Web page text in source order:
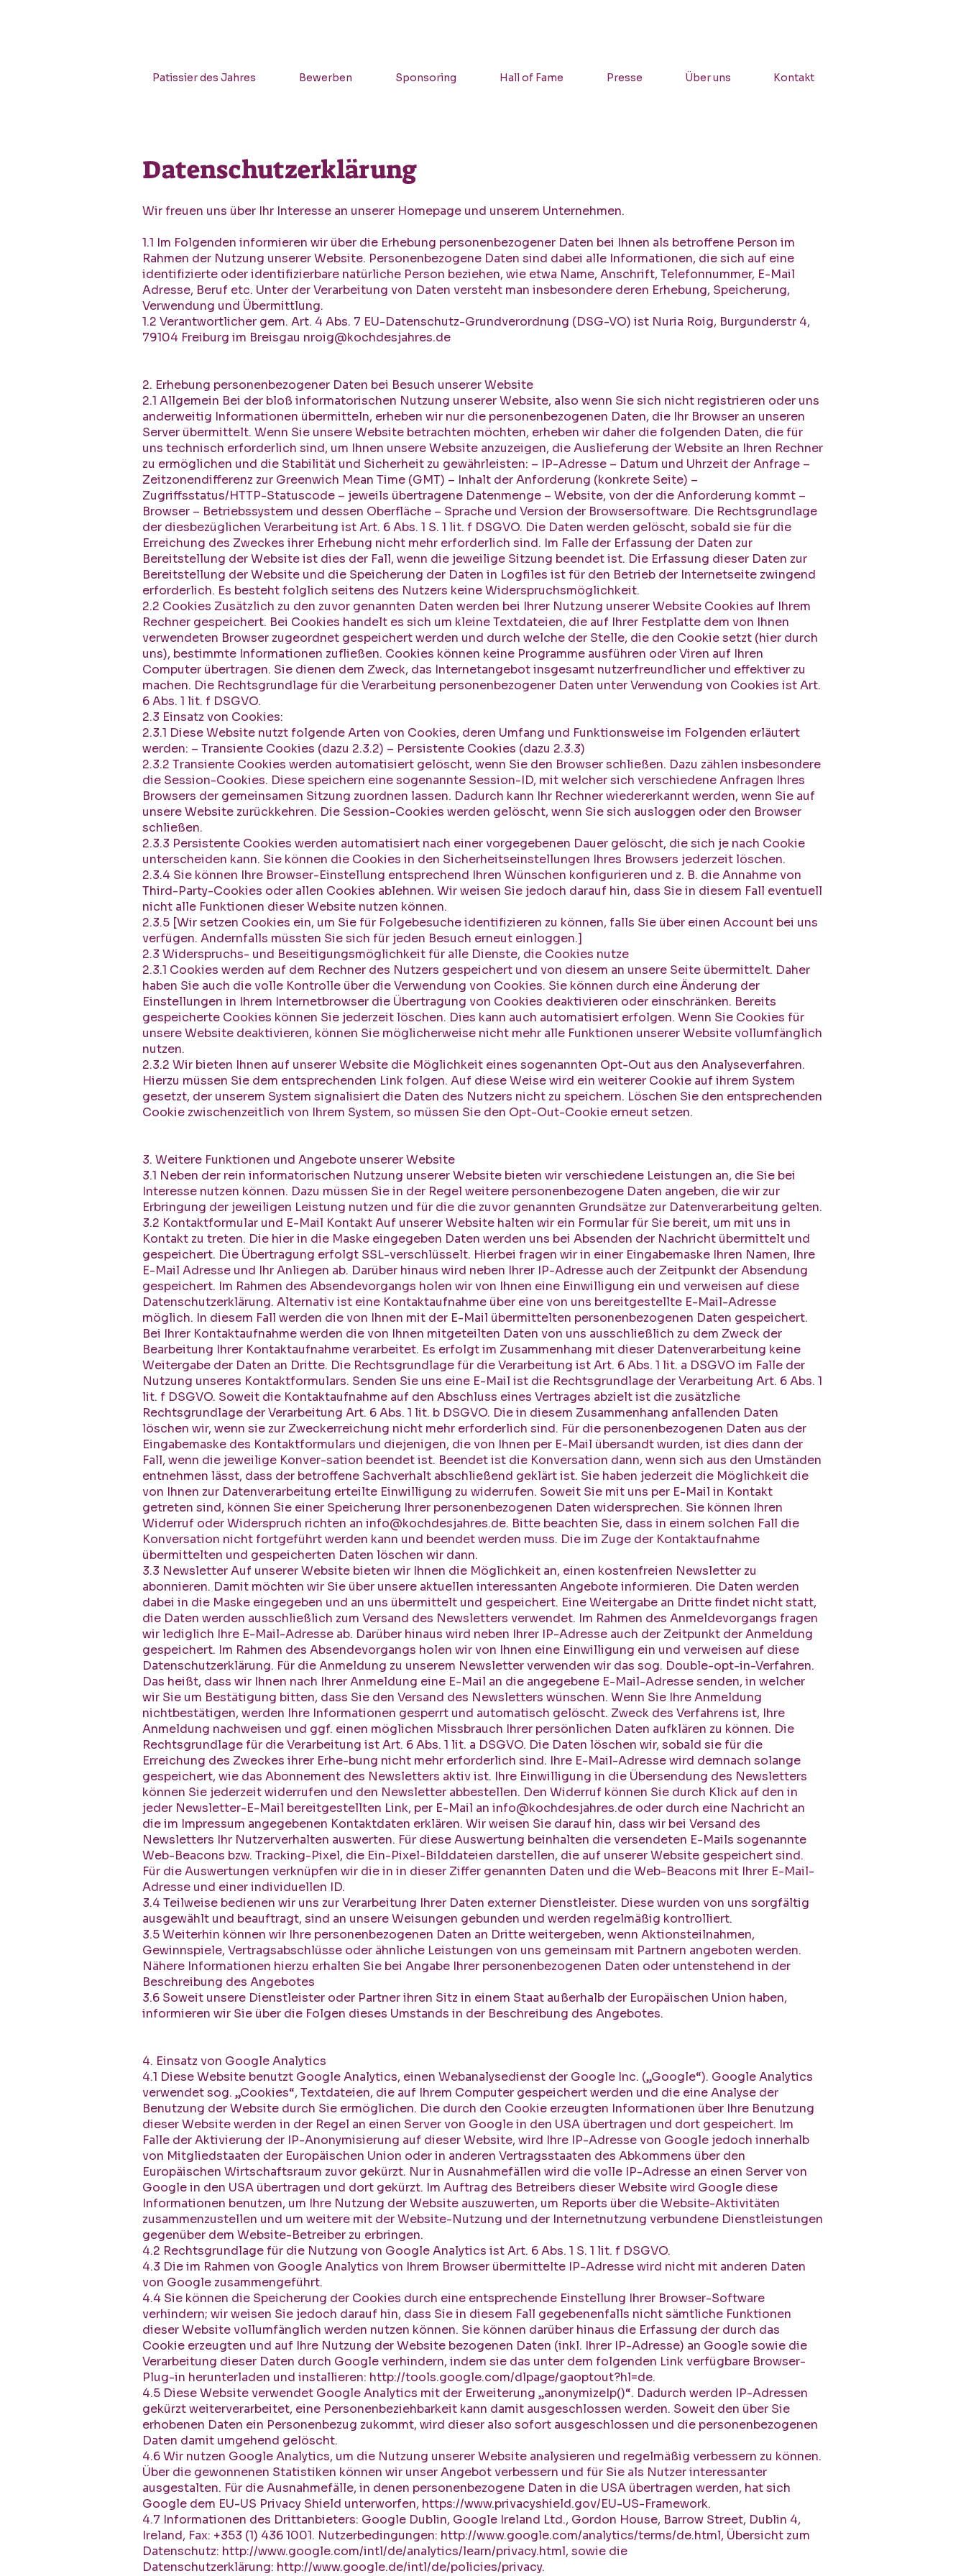
Patissier des Jahres Bewerben Sponsoring Hall of Fame Presse Über uns Kontakt
Datenschutzerklärung
Wir freuen uns über Ihr Interesse an unserer Homepage und unserem Unternehmen.
1.1 Im Folgenden informieren wir über die Erhebung personenbezogener Daten bei Ihnen als betroffene Person im
Rahmen der Nutzung unserer Website. Personenbezogene Daten sind dabei alle Informationen, die sich auf eine
identifizierte oder identifizierbare natürliche Person beziehen, wie etwa Name, Anschrift, Telefonnummer, E-Mail
Adresse, Beruf etc. Unter der Verarbeitung von Daten versteht man insbesondere deren Erhebung, Speicherung,
Verwendung und Übermittlung.
1.2 Verantwortlicher gem. Art. 4 Abs. 7 EU-Datenschutz-Grundverordnung (DSG-VO) ist Nuria Roig, Burgunderstr 4,
79104 Freiburg im Breisgau nroig@kochdesjahres.de
2. Erhebung personenbezogener Daten bei Besuch unserer Website
2.1 Allgemein Bei der bloß informatorischen Nutzung unserer Website, also wenn Sie sich nicht registrieren oder uns
anderweitig Informationen übermitteln, erheben wir nur die personenbezogenen Daten, die Ihr Browser an unseren
Server übermittelt. Wenn Sie unsere Website betrachten möchten, erheben wir daher die folgenden Daten, die für
uns technisch erforderlich sind, um Ihnen unsere Website anzuzeigen, die Auslieferung der Website an Ihren Rechner
zu ermöglichen und die Stabilität und Sicherheit zu gewährleisten: – IP-Adresse – Datum und Uhrzeit der Anfrage –
Zeitzonendifferenz zur Greenwich Mean Time (GMT) – Inhalt der Anforderung (konkrete Seite) –
Zugriffsstatus/HTTP-Statuscode – jeweils übertragene Datenmenge – Website, von der die Anforderung kommt –
Browser – Betriebssystem und dessen Oberfläche – Sprache und Version der Browsersoftware. Die Rechtsgrundlage
der diesbezüglichen Verarbeitung ist Art. 6 Abs. 1 S. 1 lit. f DSGVO. Die Daten werden gelöscht, sobald sie für die
Erreichung des Zweckes ihrer Erhebung nicht mehr erforderlich sind. Im Falle der Erfassung der Daten zur
Bereitstellung der Website ist dies der Fall, wenn die jeweilige Sitzung beendet ist. Die Erfassung dieser Daten zur
Bereitstellung der Website und die Speicherung der Daten in Logfiles ist für den Betrieb der Internetseite zwingend
erforderlich. Es besteht folglich seitens des Nutzers keine Widerspruchsmöglichkeit.
2.2 Cookies Zusätzlich zu den zuvor genannten Daten werden bei Ihrer Nutzung unserer Website Cookies auf Ihrem
Rechner gespeichert. Bei Cookies handelt es sich um kleine Textdateien, die auf Ihrer Festplatte dem von Ihnen
verwendeten Browser zugeordnet gespeichert werden und durch welche der Stelle, die den Cookie setzt (hier durch
uns), bestimmte Informationen zufließen. Cookies können keine Programme ausführen oder Viren auf Ihren
Computer übertragen. Sie dienen dem Zweck, das Internetangebot insgesamt nutzerfreundlicher und effektiver zu
machen. Die Rechtsgrundlage für die Verarbeitung personenbezogener Daten unter Verwendung von Cookies ist Art.
6 Abs. 1 lit. f DSGVO.
2.3 Einsatz von Cookies:
2.3.1 Diese Website nutzt folgende Arten von Cookies, deren Umfang und Funktionsweise im Folgenden erläutert
werden: – Transiente Cookies (dazu 2.3.2) – Persistente Cookies (dazu 2.3.3)
2.3.2 Transiente Cookies werden automatisiert gelöscht, wenn Sie den Browser schließen. Dazu zählen insbesondere
die Session-Cookies. Diese speichern eine sogenannte Session-ID, mit welcher sich verschiedene Anfragen Ihres
Browsers der gemeinsamen Sitzung zuordnen lassen. Dadurch kann Ihr Rechner wiedererkannt werden, wenn Sie auf
unsere Website zurückkehren. Die Session-Cookies werden gelöscht, wenn Sie sich ausloggen oder den Browser
schließen.
2.3.3 Persistente Cookies werden automatisiert nach einer vorgegebenen Dauer gelöscht, die sich je nach Cookie
unterscheiden kann. Sie können die Cookies in den Sicherheitseinstellungen Ihres Browsers jederzeit löschen.
2.3.4 Sie können Ihre Browser-Einstellung entsprechend Ihren Wünschen konfigurieren und z. B. die Annahme von
Third-Party-Cookies oder allen Cookies ablehnen. Wir weisen Sie jedoch darauf hin, dass Sie in diesem Fall eventuell
nicht alle Funktionen dieser Website nutzen können.
2.3.5 [Wir setzen Cookies ein, um Sie für Folgebesuche identifizieren zu können, falls Sie über einen Account bei uns
verfügen. Andernfalls müssten Sie sich für jeden Besuch erneut einloggen.]
2.3 Widerspruchs- und Beseitigungsmöglichkeit für alle Dienste, die Cookies nutze
2.3.1 Cookies werden auf dem Rechner des Nutzers gespeichert und von diesem an unsere Seite übermittelt. Daher
haben Sie auch die volle Kontrolle über die Verwendung von Cookies. Sie können durch eine Änderung der
Einstellungen in Ihrem Internetbrowser die Übertragung von Cookies deaktivieren oder einschränken. Bereits
gespeicherte Cookies können Sie jederzeit löschen. Dies kann auch automatisiert erfolgen. Wenn Sie Cookies für
unsere Website deaktivieren, können Sie möglicherweise nicht mehr alle Funktionen unserer Website vollumfänglich
nutzen.
2.3.2 Wir bieten Ihnen auf unserer Website die Möglichkeit eines sogenannten Opt-Out aus den Analyseverfahren.
Hierzu müssen Sie dem entsprechenden Link folgen. Auf diese Weise wird ein weiterer Cookie auf ihrem System
gesetzt, der unserem System signalisiert die Daten des Nutzers nicht zu speichern. Löschen Sie den entsprechenden
Cookie zwischenzeitlich von Ihrem System, so müssen Sie den Opt-Out-Cookie erneut setzen.
3. Weitere Funktionen und Angebote unserer Website
3.1 Neben der rein informatorischen Nutzung unserer Website bieten wir verschiedene Leistungen an, die Sie bei
Interesse nutzen können. Dazu müssen Sie in der Regel weitere personenbezogene Daten angeben, die wir zur
Erbringung der jeweiligen Leistung nutzen und für die die zuvor genannten Grundsätze zur Datenverarbeitung gelten.
3.2 Kontaktformular und E-Mail Kontakt Auf unserer Website halten wir ein Formular für Sie bereit, um mit uns in
Kontakt zu treten. Die hier in die Maske eingegeben Daten werden uns bei Absenden der Nachricht übermittelt und
gespeichert. Die Übertragung erfolgt SSL-verschlüsselt. Hierbei fragen wir in einer Eingabemaske Ihren Namen, Ihre
E-Mail Adresse und Ihr Anliegen ab. Darüber hinaus wird neben Ihrer IP-Adresse auch der Zeitpunkt der Absendung
gespeichert. Im Rahmen des Absendevorgangs holen wir von Ihnen eine Einwilligung ein und verweisen auf diese
Datenschutzerklärung. Alternativ ist eine Kontaktaufnahme über eine von uns bereitgestellte E-Mail-Adresse
möglich. In diesem Fall werden die von Ihnen mit der E-Mail übermittelten personenbezogenen Daten gespeichert.
Bei Ihrer Kontaktaufnahme werden die von Ihnen mitgeteilten Daten von uns ausschließlich zu dem Zweck der
Bearbeitung Ihrer Kontaktaufnahme verarbeitet. Es erfolgt im Zusammenhang mit dieser Datenverarbeitung keine
Weitergabe der Daten an Dritte. Die Rechtsgrundlage für die Verarbeitung ist Art. 6 Abs. 1 lit. a DSGVO im Falle der
Nutzung unseres Kontaktformulars. Senden Sie uns eine E-Mail ist die Rechtsgrundlage der Verarbeitung Art. 6 Abs. 1
lit. f DSGVO. Soweit die Kontaktaufnahme auf den Abschluss eines Vertrages abzielt ist die zusätzliche
Rechtsgrundlage der Verarbeitung Art. 6 Abs. 1 lit. b DSGVO. Die in diesem Zusammenhang anfallenden Daten
löschen wir, wenn sie zur Zweckerreichung nicht mehr erforderlich sind. Für die personenbezogenen Daten aus der
Eingabemaske des Kontaktformulars und diejenigen, die von Ihnen per E-Mail übersandt wurden, ist dies dann der
Fall, wenn die jeweilige Konver-sation beendet ist. Beendet ist die Konversation dann, wenn sich aus den Umständen
entnehmen lässt, dass der betroffene Sachverhalt abschließend geklärt ist. Sie haben jederzeit die Möglichkeit die
von Ihnen zur Datenverarbeitung erteilte Einwilligung zu widerrufen. Soweit Sie mit uns per E-Mail in Kontakt
getreten sind, können Sie einer Speicherung Ihrer personenbezogenen Daten widersprechen. Sie können Ihren
Widerruf oder Widerspruch richten an info@kochdesjahres.de. Bitte beachten Sie, dass in einem solchen Fall die
Konversation nicht fortgeführt werden kann und beendet werden muss. Die im Zuge der Kontaktaufnahme
übermittelten und gespeicherten Daten löschen wir dann.
3.3 Newsletter Auf unserer Website bieten wir Ihnen die Möglichkeit an, einen kostenfreien Newsletter zu
abonnieren. Damit möchten wir Sie über unsere aktuellen interessanten Angebote informieren. Die Daten werden
dabei in die Maske eingegeben und an uns übermittelt und gespeichert. Eine Weitergabe an Dritte findet nicht statt,
die Daten werden ausschließlich zum Versand des Newsletters verwendet. Im Rahmen des Anmeldevorgangs fragen
wir lediglich Ihre E-Mail-Adresse ab. Darüber hinaus wird neben Ihrer IP-Adresse auch der Zeitpunkt der Anmeldung
gespeichert. Im Rahmen des Absendevorgangs holen wir von Ihnen eine Einwilligung ein und verweisen auf diese
Datenschutzerklärung. Für die Anmeldung zu unserem Newsletter verwenden wir das sog. Double-opt-in-Verfahren.
Das heißt, dass wir Ihnen nach Ihrer Anmeldung eine E-Mail an die angegebene E-Mail-Adresse senden, in welcher
wir Sie um Bestätigung bitten, dass Sie den Versand des Newsletters wünschen. Wenn Sie Ihre Anmeldung
nichtbestätigen, werden Ihre Informationen gesperrt und automatisch gelöscht. Zweck des Verfahrens ist, Ihre
Anmeldung nachweisen und ggf. einen möglichen Missbrauch Ihrer persönlichen Daten aufklären zu können. Die
Rechtsgrundlage für die Verarbeitung ist Art. 6 Abs. 1 lit. a DSGVO. Die Daten löschen wir, sobald sie für die
Erreichung des Zweckes ihrer Erhe-bung nicht mehr erforderlich sind. Ihre E-Mail-Adresse wird demnach solange
gespeichert, wie das Abonnement des Newsletters aktiv ist. Ihre Einwilligung in die Übersendung des Newsletters
können Sie jederzeit widerrufen und den Newsletter abbestellen. Den Widerruf können Sie durch Klick auf den in
jeder Newsletter-E-Mail bereitgestellten Link, per E-Mail an info@kochdesjahres.de oder durch eine Nachricht an
die im Impressum angegebenen Kontaktdaten erklären. Wir weisen Sie darauf hin, dass wir bei Versand des
Newsletters Ihr Nutzerverhalten auswerten. Für diese Auswertung beinhalten die versendeten E-Mails sogenannte
Web-Beacons bzw. Tracking-Pixel, die Ein-Pixel-Bilddateien darstellen, die auf unserer Website gespeichert sind.
Für die Auswertungen verknüpfen wir die in in dieser Ziffer genannten Daten und die Web-Beacons mit Ihrer E-Mail-
Adresse und einer individuellen ID.
3.4 Teilweise bedienen wir uns zur Verarbeitung Ihrer Daten externer Dienstleister. Diese wurden von uns sorgfältig
ausgewählt und beauftragt, sind an unsere Weisungen gebunden und werden regelmäßig kontrolliert.
3.5 Weiterhin können wir Ihre personenbezogenen Daten an Dritte weitergeben, wenn Aktionsteilnahmen,
Gewinnspiele, Vertragsabschlüsse oder ähnliche Leistungen von uns gemeinsam mit Partnern angeboten werden.
Nähere Informationen hierzu erhalten Sie bei Angabe Ihrer personenbezogenen Daten oder untenstehend in der
Beschreibung des Angebotes
3.6 Soweit unsere Dienstleister oder Partner ihren Sitz in einem Staat außerhalb der Europäischen Union haben,
informieren wir Sie über die Folgen dieses Umstands in der Beschreibung des Angebotes.
4. Einsatz von Google Analytics
4.1 Diese Website benutzt Google Analytics, einen Webanalysedienst der Google Inc. („Google“). Google Analytics
verwendet sog. „Cookies“, Textdateien, die auf Ihrem Computer gespeichert werden und die eine Analyse der
Benutzung der Website durch Sie ermöglichen. Die durch den Cookie erzeugten Informationen über Ihre Benutzung
dieser Website werden in der Regel an einen Server von Google in den USA übertragen und dort gespeichert. Im
Falle der Aktivierung der IP-Anonymisierung auf dieser Website, wird Ihre IP-Adresse von Google jedoch innerhalb
von Mitgliedstaaten der Europäischen Union oder in anderen Vertragsstaaten des Abkommens über den
Europäischen Wirtschaftsraum zuvor gekürzt. Nur in Ausnahmefällen wird die volle IP-Adresse an einen Server von
Google in den USA übertragen und dort gekürzt. Im Auftrag des Betreibers dieser Website wird Google diese
Informationen benutzen, um Ihre Nutzung der Website auszuwerten, um Reports über die Website-Aktivitäten
zusammenzustellen und um weitere mit der Website-Nutzung und der Internetnutzung verbundene Dienstleistungen
gegenüber dem Website-Betreiber zu erbringen.
4.2 Rechtsgrundlage für die Nutzung von Google Analytics ist Art. 6 Abs. 1 S. 1 lit. f DSGVO.
4.3 Die im Rahmen von Google Analytics von Ihrem Browser übermittelte IP-Adresse wird nicht mit anderen Daten
von Google zusammengeführt.
4.4 Sie können die Speicherung der Cookies durch eine entsprechende Einstellung Ihrer Browser-Software
verhindern; wir weisen Sie jedoch darauf hin, dass Sie in diesem Fall gegebenenfalls nicht sämtliche Funktionen
dieser Website vollumfänglich werden nutzen können. Sie können darüber hinaus die Erfassung der durch das
Cookie erzeugten und auf Ihre Nutzung der Website bezogenen Daten (inkl. Ihrer IP-Adresse) an Google sowie die
Verarbeitung dieser Daten durch Google verhindern, indem sie das unter dem folgenden Link verfügbare Browser-
Plug-in herunterladen und installieren: http://tools.google.com/dlpage/gaoptout?hl=de.
4.5 Diese Website verwendet Google Analytics mit der Erweiterung „anonymizeIp()“. Dadurch werden IP-Adressen
gekürzt weiterverarbeitet, eine Personenbeziehbarkeit kann damit ausgeschlossen werden. Soweit den über Sie
erhobenen Daten ein Personenbezug zukommt, wird dieser also sofort ausgeschlossen und die personenbezogenen
Daten damit umgehend gelöscht.
4.6 Wir nutzen Google Analytics, um die Nutzung unserer Website analysieren und regelmäßig verbessern zu können.
Über die gewonnenen Statistiken können wir unser Angebot verbessern und für Sie als Nutzer interessanter
ausgestalten. Für die Ausnahmefälle, in denen personenbezogene Daten in die USA übertragen werden, hat sich
Google dem EU-US Privacy Shield unterworfen, https://www.privacyshield.gov/EU-US-Framework.
4.7 Informationen des Drittanbieters: Google Dublin, Google Ireland Ltd., Gordon House, Barrow Street, Dublin 4,
Ireland, Fax: +353 (1) 436 1001. Nutzerbedingungen: http://www.google.com/analytics/terms/de.html, Übersicht zum
Datenschutz: http://www.google.com/intl/de/analytics/learn/privacy.html, sowie die
Datenschutzerklärung: http://www.google.de/intl/de/policies/privacy.